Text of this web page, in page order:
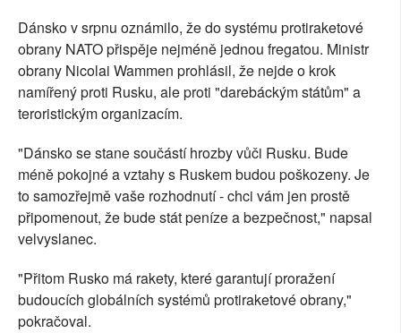
Dánsko v srpnu oznámilo, že do systému protiraketové
obrany NATO přispěje nejméně jednou fregatou. Ministr
obrany Nicolai Wammen prohlásil, že nejde o krok
namířený proti Rusku, ale proti "darebáckým státům" a
teroristickým organizacím.
"Dánsko se stane součástí hrozby vůči Rusku. Bude
méně pokojné a vztahy s Ruskem budou poškozeny. Je
to samozřejmě vaše rozhodnutí - chci vám jen prostě
připomenout, že bude stát peníze a bezpečnost," napsal
velvyslanec.
"Přitom Rusko má rakety, které garantují proražení
budoucích globálních systémů protiraketové obrany,"
pokračoval.